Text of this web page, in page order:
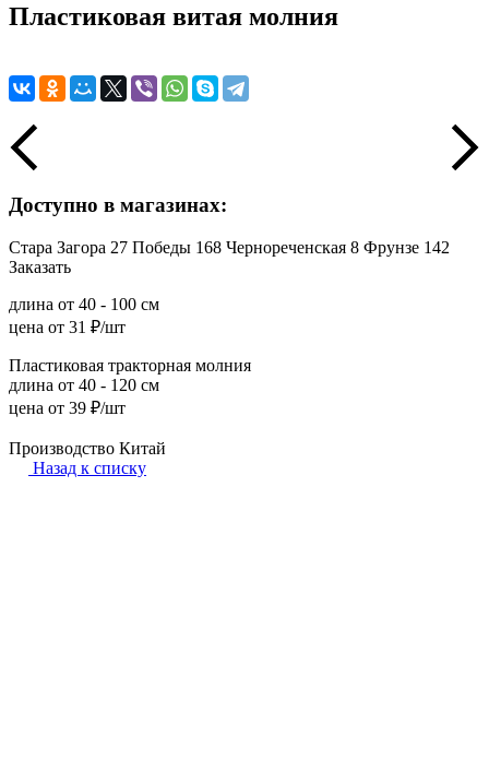
Пластиковая витая молния
Доступно в магазинах:
Стара Загора 27 Победы 168 Чернореченская 8 Фрунзе 142
Заказать
длина от 40 - 100 см
цена от 31 ₽/шт
Пластиковая тракторная молния
длина от 40 - 120 см
цена от 39 ₽/шт
Производство Китай
Назад к списку